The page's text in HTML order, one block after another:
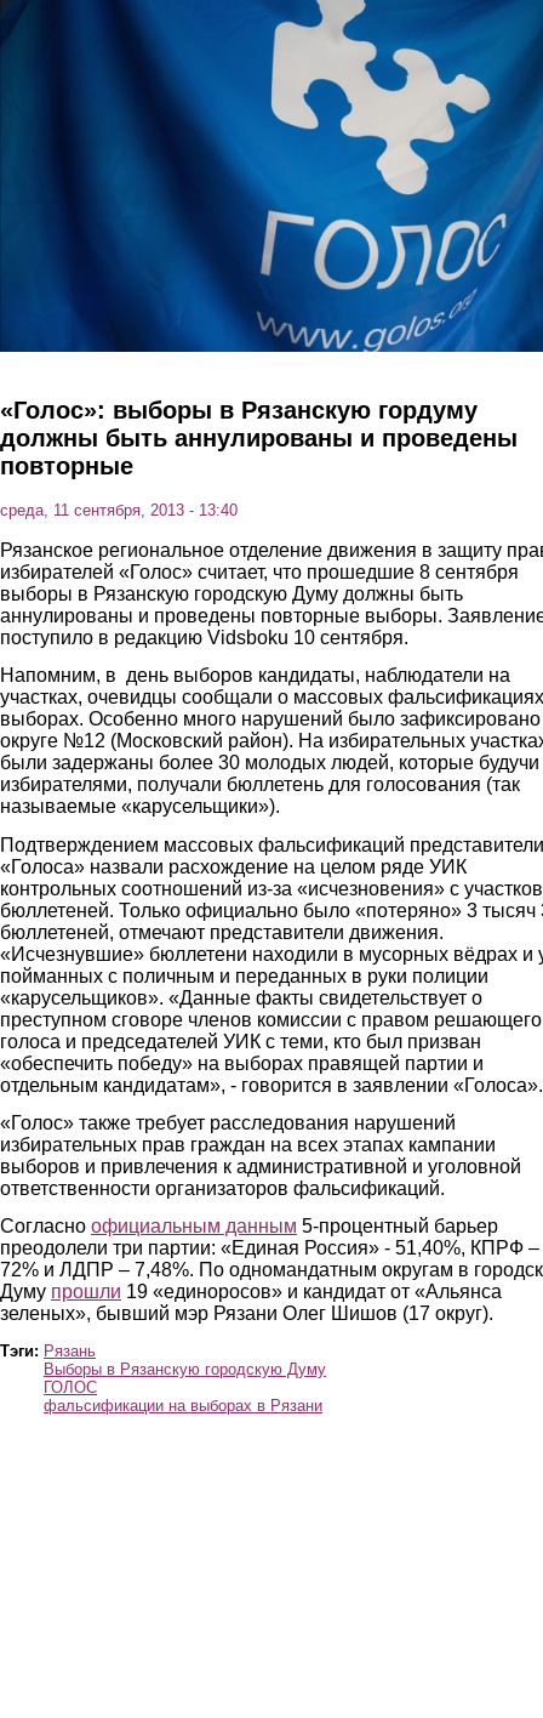
«Голос»: выборы в Рязанскую гордуму
должны быть аннулированы и проведены
повторные
среда, 11 сентября, 2013 - 13:40
Рязанское региональное отделение движения в защиту
избирателей «Голос» считает, что прошедшие 8 сентября
выборы в Рязанскую городскую Думу должны быть
аннулированы и проведены повторные выборы.
поступило в редакцию Vidsboku 10 сентября.
Напомним, в день выборов кандидаты, наблюдатели на
участках, очевидцы сообщали о массовых
выборах. Особенно много нарушений было
округе №12 (Московский район). На избирательных
были задержаны более 30 молодых людей, которые будучи
избирателями, получали бюллетень для голосования (так
называемые «карусельщики»).
Подтверждением массовых фальсификаций представители
«Голоса» назвали расхождение на целом ряде УИК
контрольных соотношений из-за «исчезновения» с участков
бюллетеней. Только официально было «потеряно» 3 тысяч
бюллетеней, отмечают представители движения.
«Исчезнувшие» бюллетени находили в мусорных вёдрах и
пойманных с поличным и переданных в руки полиции
«карусельщиков». «Данные факты свидетельствует о
преступном сговоре членов комиссии с правом решающего
голоса и председателей УИК с теми, кто был призван
«обеспечить победу» на выборах правящей партии и
отдельным кандидатам», - говорится в заявлении «Голоса».
«Голос» также требует расследования нарушений
избирательных прав граждан на всех этапах кампании
выборов и привлечения к административной и уголовной
ответственности организаторов фальсификаций.
Согласно официальным данным 5-процентный барьер
преодолели три партии: «Единая Россия» - 51,40%, КПРФ –
72% и ЛДПР – 7,48%. По одномандатным округам в
Думу прошли 19 «единоросов» и кандидат от «Альянса
зеленых», бывший мэр Рязани Олег Шишов (17 округ).
Тэги: Рязань
Выборы в Рязанскую городскую Думу
ГОЛОС
фальсификации на выборах в Рязани